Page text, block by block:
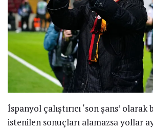
İspanyol çalıştırıcı ‘son şans’
istenilen sonuçları alamazsa yollar